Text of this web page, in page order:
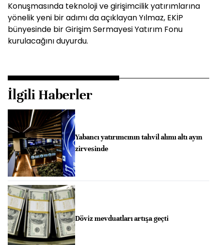
Konuşmasında teknoloji ve girişimcilik yatırımlarına
yönelik yeni bir adımı da açıklayan Yılmaz, EKİP
bünyesinde bir Girişim Sermayesi Yatırım Fonu
kurulacağını duyurdu.
İlgili Haberler
Yabancı yatırımcının tahvil alımı altı ayın
zirvesinde
Döviz mevduatları artışa geçti